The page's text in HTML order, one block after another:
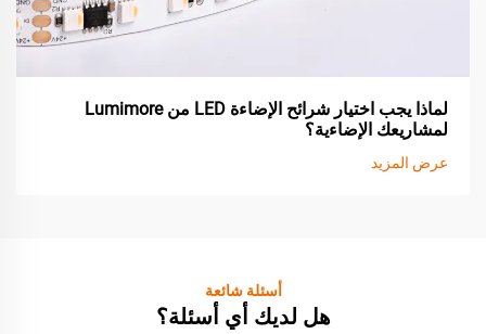
لماذا يجب اختيار شرائح الإضاءة LED من Lumimore
لمشاريعك الإضاءية؟
عرض المزيد
أسئلة شائعة
هل لديك أي أسئلة؟